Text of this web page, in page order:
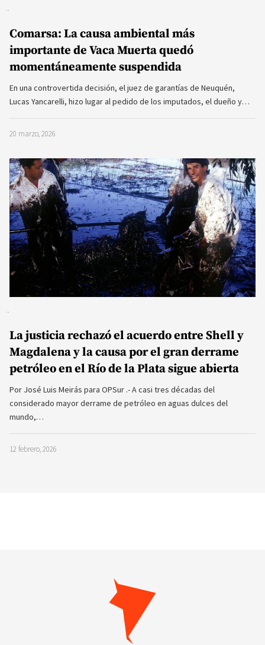
Comarsa: La causa ambiental más
importante de Vaca Muerta quedó
momentáneamente suspendida
En una controvertida decisión, el juez de garantías de Neuquén,
Lucas Yancarelli, hizo lugar al pedido de los imputados, el dueño y…
20 marzo, 2026
La justicia rechazó el acuerdo entre Shell y
Magdalena y la causa por el gran derrame
petróleo en el Río de la Plata sigue abierta
Por José Luis Meirás para OPSur .- A casi tres décadas del
considerado mayor derrame de petróleo en aguas dulces del
mundo,…
12 febrero, 2026